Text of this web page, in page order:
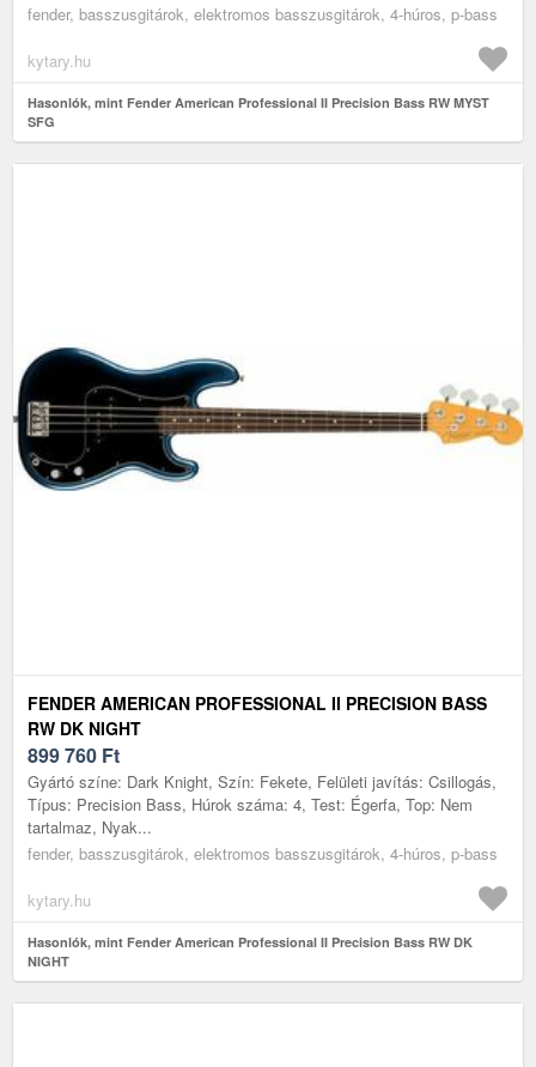
fender, basszusgitárok, elektromos basszusgitárok, 4-húros, p-bass
kytary.hu
Hasonlók, mint Fender American Professional II Precision Bass RW MYST
SFG
FENDER AMERICAN PROFESSIONAL II PRECISION BASS
RW DK NIGHT
899 760 Ft
Gyártó színe: Dark Knight, Szín: Fekete, Felületi javítás: Csillogás,
Típus: Precision Bass, Húrok száma: 4, Test: Égerfa, Top: Nem
tartalmaz, Nyak...
fender, basszusgitárok, elektromos basszusgitárok, 4-húros, p-bass
kytary.hu
Hasonlók, mint Fender American Professional II Precision Bass RW DK
NIGHT